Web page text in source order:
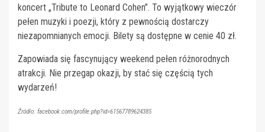
koncert „Tribute to Leonard Cohen”. To wyjątkowy wieczór
pełen muzyki i poezji, który z pewnością dostarczy
niezapomnianych emocji. Bilety są dostępne w cenie 40 zł.
Zapowiada się fascynujący weekend pełen różnorodnych
atrakcji. Nie przegap okazji, by stać się częścią tych
wydarzeń!
Źródło: facebook.com/profile.php?id=61567789624385